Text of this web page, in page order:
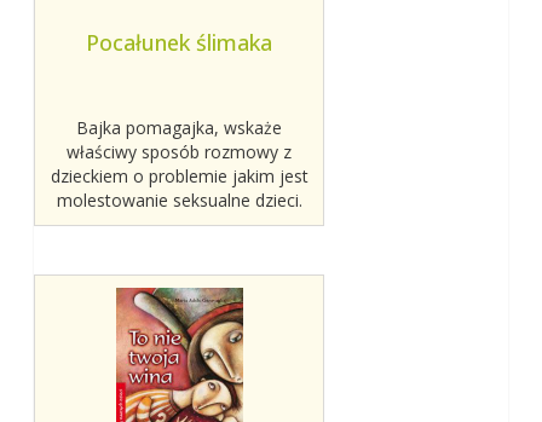
Pocałunek ślimaka
Bajka pomagajka, wskaże
właściwy sposób rozmowy z
dzieckiem o problemie jakim jest
molestowanie seksualne dzieci.